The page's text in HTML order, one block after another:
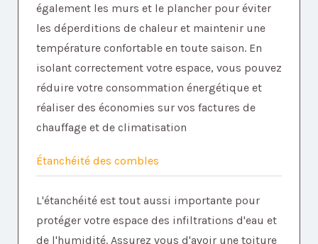
également les murs et le plancher pour éviter
les déperditions de chaleur et maintenir une
température confortable en toute saison. En
isolant correctement votre espace, vous pouvez
réduire votre consommation énergétique et
réaliser des économies sur vos factures de
chauffage et de climatisation
Étanchéité des combles
L'étanchéité est tout aussi importante pour
protéger votre espace des infiltrations d'eau et
de l'humidité. Assurez vous d'avoir une toiture